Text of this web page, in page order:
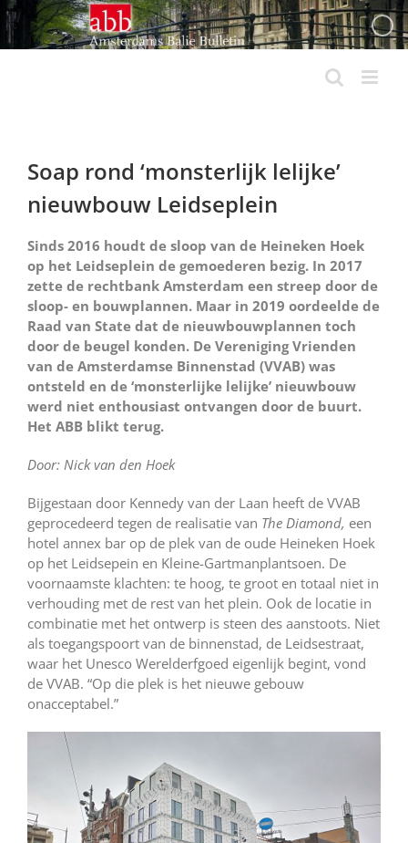
Ga
naar
inhoud
Soap rond ‘monsterlijk lelijke’
nieuwbouw Leidseplein
Sinds 2016 houdt de sloop van de Heineken Hoek
op het Leidseplein de gemoederen bezig. In 2017
zette de rechtbank Amsterdam een streep door de
sloop- en bouwplannen. Maar in 2019 oordeelde de
Raad van State dat de nieuwbouwplannen toch
door de beugel konden. De Vereniging Vrienden
van de Amsterdamse Binnenstad (VVAB) was
ontsteld en de ‘monsterlijke lelijke’ nieuwbouw
werd niet enthousiast ontvangen door de buurt.
Het ABB blikt terug.
Door: Nick van den Hoek
Bijgestaan door Kennedy van der Laan heeft de VVAB
geprocedeerd tegen de realisatie van The Diamond, een
hotel annex bar op de plek van de oude Heineken Hoek
op het Leidsepein en Kleine-Gartmanplantsoen. De
voornaamste klachten: te hoog, te groot en totaal niet in
verhouding met de rest van het plein. Ook de locatie in
combinatie met het ontwerp is steen des aanstoots. Niet
als toegangspoort van de binnenstad, de Leidsestraat,
waar het Unesco Werelderfgoed eigenlijk begint, vond
de VVAB. “Op die plek is het nieuwe gebouw
onacceptabel.”